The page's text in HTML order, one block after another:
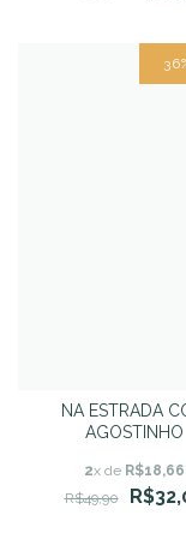
36
NA ESTRADA
AGOSTINHO
2x de R$18,66
R$49,90